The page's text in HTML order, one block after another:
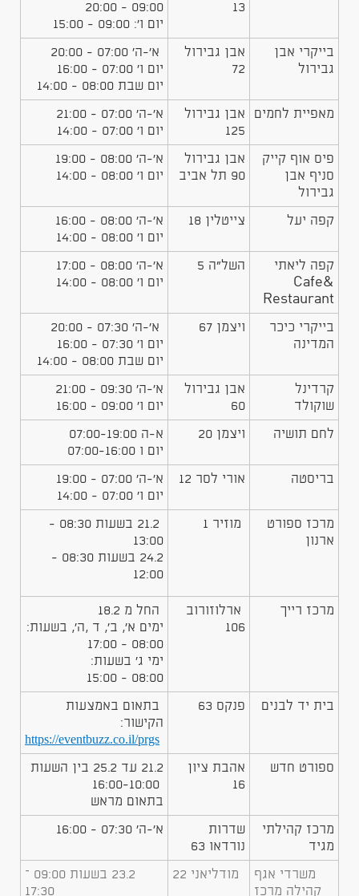
13
09:00 - 20:00
יום ו': 09:00 - 15:00
בייקרי אבן
גבירול
אבן גבירול
72
א'-ה' 07:00 - 20:00
יום ו' 07:00 - 16:00
יום שבת 08:00 - 14:00
מאפיית לחמים
אבן גבירול
125
א'-ה' 07:00 - 21:00
יום ו' 07:00 - 14:00
פיס אוף קייק
סניף אבן
גבירול
אבן גבירול
90 תל אביב
א'-ה' 08:00 - 19:00
יום ו' 08:00 - 14:00
קפה יעל צייטלין 18
א'-ה' 08:00 - 16:00
יום ו' 08:00 - 14:00
​קפה ליאתי
Cafe&
Restaurant
​השל"ה 5
​​א'-ה' 08:00 - 17:00
יום ו' 08:00 - 14:00
בייקרי כיכר
המדינה
ויצמן 67
א'-ה' 07:30 - 20:00
יום ו' 07:30 - 16:00
יום שבת 08:00 - 14:00
​קרדינל
שוקולד
​אבן גבירול
60
א'-ה' 09:30 - 21:00
יום ו'​ 09:00 - 16:00
​לחם תושיה ​ויצמן 20
​א-ה 07:00-19:00
יום ו 07:00-16:00
בריסטה ​אורי לסר 12
​א'-ה' 07:00 - 19:00
יום ו' 07:00 - 14:00
מרכז ספורט
ארנון
מוזיר 1
21.2 בשעות 08:30 -
13:00
24.2 בשעות 08:30 -
12:00
מרכז רייך
ארלוזורוב
106
החל מ 18.2
ימים א', ב', ד ,ה', בשעות:
08:00 - 17:00
ימי ג' בשעות:
08:00 - 15:00
בית יד לבנים פנקס 63
בתאום באמצעות
הקישור:
https://eventbuzz.co.il/prgs
ספורט חדש
אהבת ציון
16
​21.2 עד 25.2 בין השעות
בתאום מראש
​מרכז קהילתי
מגיד
​שדרות
נורדאו 63
א'-ה' 07:30 - 16:00
​משרדי אגף
קהילה מרכז
מודליאני 22
23.2 בשעות 09:00 –
17:30